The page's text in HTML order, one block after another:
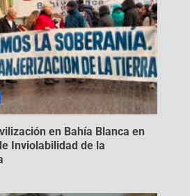
en Bahía Blanca en
Inviolabilidad de la